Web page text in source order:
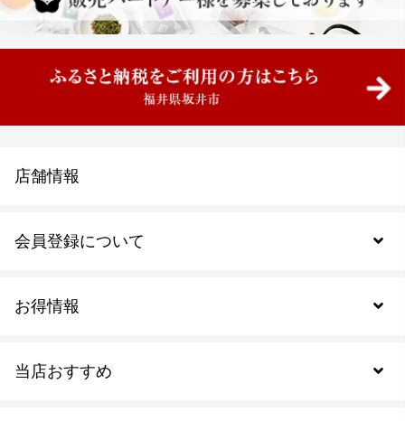
当店おすすめ
お得情報
会員登録について
会員規約について
店舗情報